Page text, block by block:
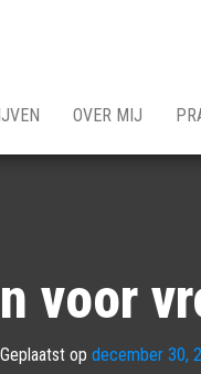
OVER MIJ
voor
Geplaatst op december 30,